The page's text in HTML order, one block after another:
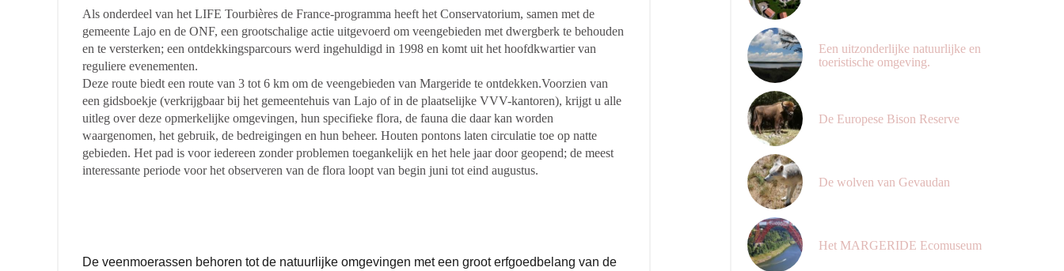
Als onderdeel van het LIFE Tourbières de France-programma heeft het Conservatorium, samen met de
gemeente Lajo en de ONF, een grootschalige actie uitgevoerd om veengebieden met dwergberk te behouden
en te versterken; een ontdekkingsparcours werd ingehuldigd in 1998 en komt uit het hoofdkwartier van
reguliere evenementen.
Deze route biedt een route van 3 tot 6 km om de veengebieden van Margeride te ontdekken.Voorzien van
een gidsboekje (verkrijgbaar bij het gemeentehuis van Lajo of in de plaatselijke VVV-kantoren), krijgt u alle
uitleg over deze opmerkelijke omgevingen, hun specifieke flora, de fauna die daar kan worden
waargenomen, het gebruik, de bedreigingen en hun beheer. Houten pontons laten circulatie toe op natte
gebieden. Het pad is voor iedereen zonder problemen toegankelijk en het hele jaar door geopend; de meest
interessante periode voor het observeren van de flora loopt van begin juni tot eind augustus.
De veenmoerassen behoren tot de natuurlijke omgevingen met een groot erfgoedbelang van de
Een uitzonderlijke natuurlijke en
toeristische omgeving.
De Europese Bison Reserve
De wolven van Gevaudan
Het MARGERIDE Ecomuseum